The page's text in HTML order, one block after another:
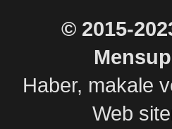
© 2015-
Haber, makale
Web